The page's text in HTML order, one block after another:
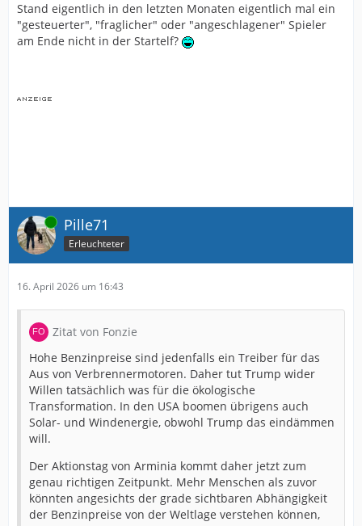
Stand eigentlich in den letzten Monaten eigentlich mal ein
"gesteuerter", "fraglicher" oder "angeschlagener" Spieler
am Ende nicht in der Startelf?
Online Pille71
Erleuchteter
16. April 2026 um 16:43
Zitat von Fonzie
Hohe Benzinpreise sind jedenfalls ein Treiber für das
Aus von Verbrennermotoren. Daher tut Trump wider
Willen tatsächlich was für die ökologische
Transformation. In den USA boomen übrigens auch
Solar- und Windenergie, obwohl Trump das eindämmen
will.
Der Aktionstag von Arminia kommt daher jetzt zum
genau richtigen Zeitpunkt. Mehr Menschen als zuvor
könnten angesichts der grade sichtbaren Abhängigkeit
der Benzinpreise von der Weltlage verstehen können,